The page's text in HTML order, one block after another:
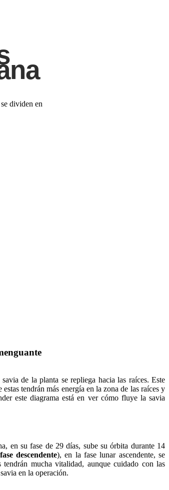
dividen en
de la planta se repliega hacia las raíces. Este
tendrán más energía en la zona de las raíces y
este diagrama está en ver cómo fluye la savia
en su fase de 29 días, sube su órbita durante 14
fase descendente), en la fase lunar ascendente, se
mucha vitalidad, aunque cuidado con las
en la operación.